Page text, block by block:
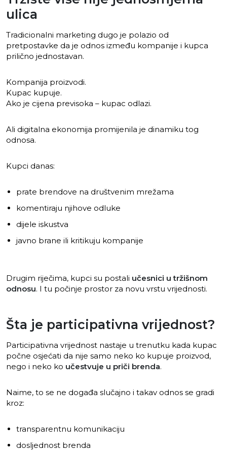
ulica
Tradicionalni marketing dugo je polazio od
pretpostavke da je odnos između kompanije i kupca
prilično jednostavan.
Kompanija proizvodi.
Kupac kupuje.
Ako je cijena previsoka – kupac odlazi.
Ali digitalna ekonomija promijenila je dinamiku tog
odnosa.
Kupci danas:
prate brendove na društvenim mrežama
komentiraju njihove odluke
dijele iskustva
javno brane ili kritikuju kompanije
Drugim riječima, kupci su postali učesnici u tržišnom
odnosu. I tu počinje prostor za novu vrstu vrijednosti.
Šta je participativna vrijednost?
Participativna vrijednost nastaje u trenutku kada kupac
počne osjećati da nije samo neko ko kupuje proizvod,
nego i neko ko učestvuje u priči brenda.
Naime, to se ne događa slučajno i takav odnos se gradi
kroz:
transparentnu komunikaciju
dosljednost brenda